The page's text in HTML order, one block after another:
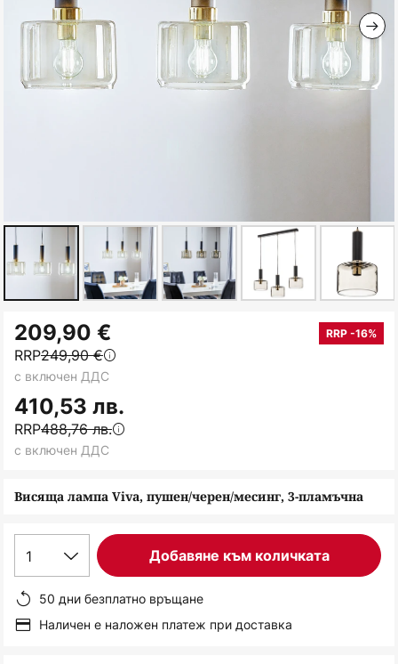
към
началото
на
галерия
със
снимки
Висяща лампа Viva, пушен/черен/месинг, 3-пламъчна
209,90 € RRP -16%
RRP249,90 €
410,53 лв.
RRP488,76 лв.
с включен ДДС
с включен ДДС
1 Добавяне към количката
50 дни безплатно връщане
Наличен е наложен платеж при доставка